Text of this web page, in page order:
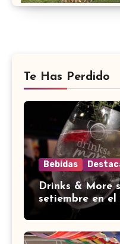
Te Has Perdido
Bebidas
Drinks & More
setiembre en el